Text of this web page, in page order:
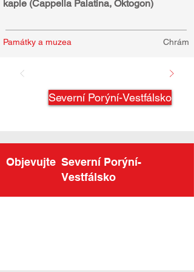
kaple (Cappella Palatina, Oktogon)
Památky a muzea Chrám
Severní Porýní-Vestfálsko
Objevujte Severní Porýní-
Vestfálsko